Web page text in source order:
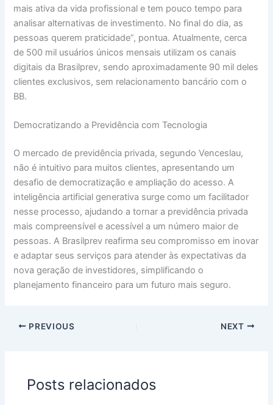
mais ativa da vida profissional e tem pouco tempo para
analisar alternativas de investimento. No final do dia, as
pessoas querem praticidade”, pontua. Atualmente, cerca
de 500 mil usuários únicos mensais utilizam os canais
digitais da Brasilprev, sendo aproximadamente 90 mil deles
clientes exclusivos, sem relacionamento bancário com o
BB.
Democratizando a Previdência com Tecnologia
O mercado de previdência privada, segundo Venceslau,
não é intuitivo para muitos clientes, apresentando um
desafio de democratização e ampliação do acesso. A
inteligência artificial generativa surge como um facilitador
nesse processo, ajudando a tornar a previdência privada
mais compreensível e acessível a um número maior de
pessoas. A Brasilprev reafirma seu compromisso em inovar
e adaptar seus serviços para atender às expectativas da
nova geração de investidores, simplificando o
planejamento financeiro para um futuro mais seguro.
PREVIOUS NEXT
Posts relacionados